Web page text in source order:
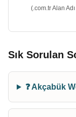
(.com.tr Alan
Sık Sorulan
❓ Akçabük